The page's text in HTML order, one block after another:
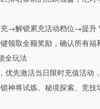
山川河海的超大尺度全景沙
攻破、巷战交锋到守军反击
型，支持自由宣战、实时攻
盟争霸、玉玺争夺等顶级竞
下霸业。
阵 + 兵种克制，以弱胜强拒
→解锁累充活动档位→提升
领取全额奖励，确认所有福
全玩法
优先激活当日限时充值活动
神将试炼、秘境探索、竞